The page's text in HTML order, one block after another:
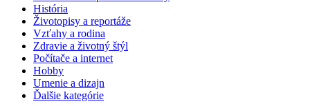
História
Životopisy a reportáže
Vzťahy a rodina
Zdravie a životný štýl
Počítače a internet
Hobby
Umenie a dizajn
Ďalšie kategórie